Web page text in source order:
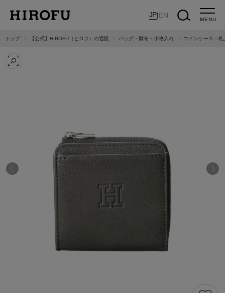
JP|EN
MENU
トップ 【公式】HIROFU（ヒロフ）の通販 バッグ・財布・小物入れ コインケース・札